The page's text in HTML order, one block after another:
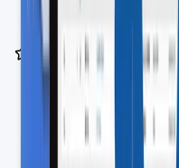
2026.06.26
必見コンテンツ